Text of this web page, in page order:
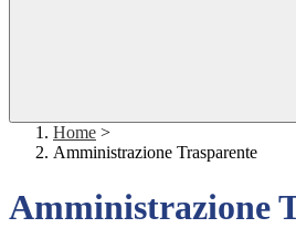
Home >
Amministrazione Trasparente
Amministrazione